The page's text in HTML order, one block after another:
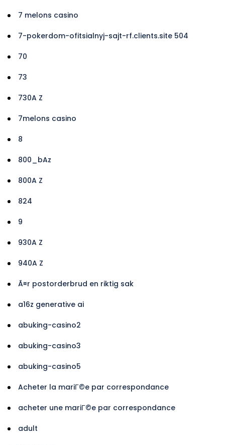
7 melons casino
7-pokerdom-ofitsialnyj-sajt-rf.clients.site 504
70
73
730A Z
7melons casino
8
800_bAz
800A Z
824
9
930A Z
940A Z
Ã¤r postorderbrud en riktig sak
a16z generative ai
abuking-casino2
abuking-casino3
abuking-casino5
Acheter la mariГ©e par correspondance
acheter une mariГ©e par correspondance
adult